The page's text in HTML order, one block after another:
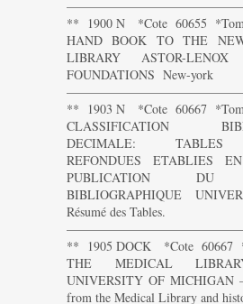
** 1900 N *Cote 60655
HAND BOOK TO THE
LIBRARY ASTOR-
FOUNDATIONS New-york
** 1903 N *Cote 60667
CLASSIFICATION
DECIMALE: TABLES
REFONDUES ETABLIES
PUBLICATION DU
BIBLIOGRAPHIQUE
Résumé des Tables.
** 1905 DOCK *Cote
THE MEDICAL
UNIVERSITY OF MICHIGAN
from the Medical Library and